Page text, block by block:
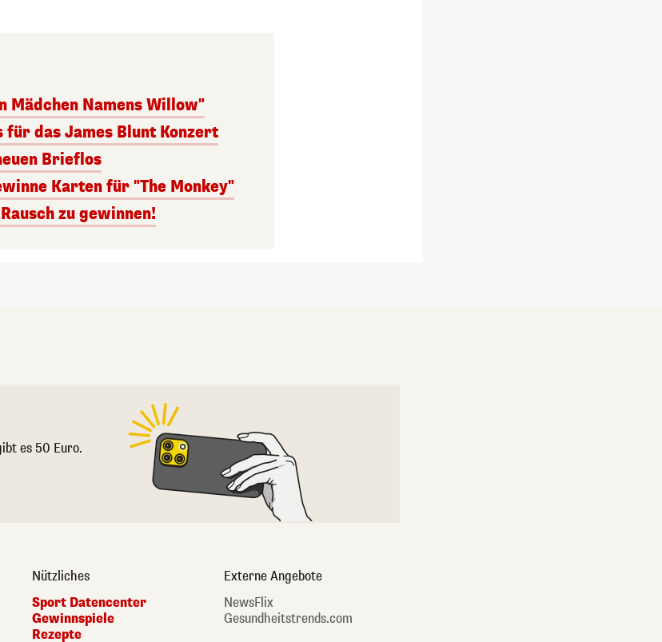
Namens Willow"
das James Blunt Konzert
Brieflos
Karten für "The Monkey"
zu gewinnen!
es 50 Euro.
Nützliches
Sport Datencenter
Gewinnspiele
Rezepte
Externe Angebote
NewsFlix
Gesundheitstrends.com